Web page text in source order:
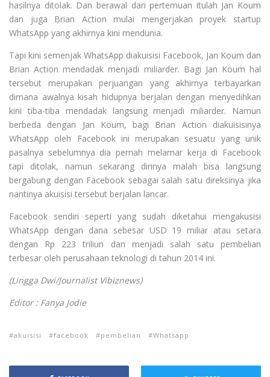
hasilnya ditolak. Dan berawal dari pertemuan itulah Jan Koum
dan juga Brian Action mulai mengerjakan proyek startup
WhatsApp yang akhirnya kini mendunia.
Tapi kini semenjak WhatsApp diakuisisi Facebook, Jan Koum dan
Brian Action mendadak menjadi miliarder. Bagi Jan Koum hal
tersebut merupakan perjuangan yang akhirnya terbayarkan
dimana awalnya kisah hidupnya berjalan dengan menyedihkan
kini tiba-tiba mendadak langsung menjadi miliarder. Namun
berbeda dengan Jan Koum, bagi Brian Action diakuisisinya
WhatsApp oleh Facebook ini merupakan sesuatu yang unik
pasalnya sebelumnya dia pernah melamar kerja di Facebook
tapi ditolak, namun sekarang dirinya malah bisa langsung
bergabung dengan Facebook sebagai salah satu direksinya jika
nantinya akuisisi tersebut berjalan lancar.
Facebook sendiri seperti yang sudah diketahui mengakusisi
WhatsApp dengan dana sebesar USD 19 miliar atau setara
dengan Rp 223 triliun dan menjadi salah satu pembelian
terbesar oleh perusahaan teknologi di tahun 2014 ini.
(Lingga Dwi/Journalist Vibiznews)
Editor : Fanya Jodie
akuisisi facebook pembelian Whatsapp